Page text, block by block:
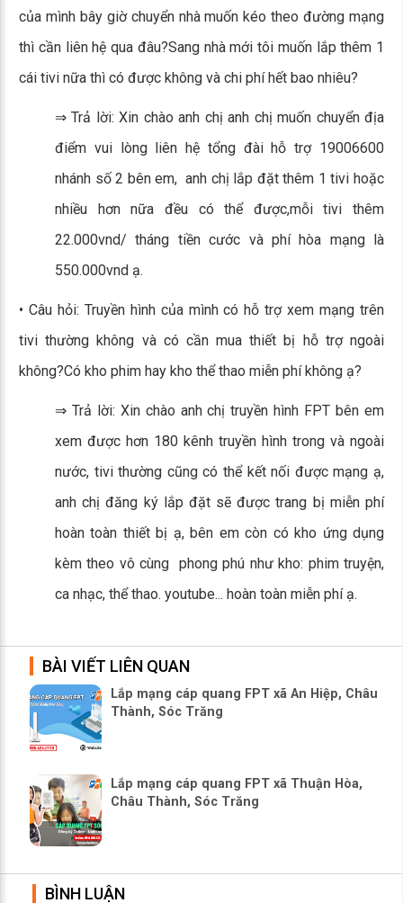
của mình bây giờ chuyển nhà muốn kéo theo đường mạng
thì cần liên hệ qua đâu?Sang nhà mới tôi muốn lắp thêm 1
cái tivi nữa thì có được không và chi phí hết bao nhiêu?
⇒ Trả lời: Xin chào anh chị anh chị muốn chuyển địa
điểm vui lòng liên hệ tổng đài hỗ trợ 19006600
nhánh số 2 bên em, anh chị lắp đặt thêm 1 tivi hoặc
nhiều hơn nữa đều có thể được,mỗi tivi thêm
22.000vnd/ tháng tiền cước và phí hòa mạng là
550.000vnd ạ.
• Câu hỏi: Truyền hình của mình có hỗ trợ xem mạng trên
tivi thường không và có cần mua thiết bị hỗ trợ ngoài
không?Có kho phim hay kho thể thao miễn phí không ạ?
⇒ Trả lời: Xin chào anh chị truyền hình FPT bên em
xem được hơn 180 kênh truyền hình trong và ngoài
nước, tivi thường cũng có thể kết nối được mạng ạ,
anh chị đăng ký lắp đặt sẽ được trang bị miễn phí
hoàn toàn thiết bị ạ, bên em còn có kho ứng dụng
kèm theo vô cùng phong phú như kho: phim truyện,
ca nhạc, thể thao. youtube... hoàn toàn miễn phí ạ.
BÀI VIẾT LIÊN QUAN
Lắp mạng cáp quang FPT xã An Hiệp, Châu
Thành, Sóc Trăng
Lắp mạng cáp quang FPT xã Thuận Hòa,
Châu Thành, Sóc Trăng
BÌNH LUẬN